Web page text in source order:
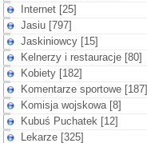
Internet [25]
Jasiu [797]
Jaskiniowcy [15]
Kelnerzy i restauracje [80]
Kobiety [182]
Komentarze sportowe [187]
Komisja wojskowa [8]
Kubuś Puchatek [12]
Lekarze [325]